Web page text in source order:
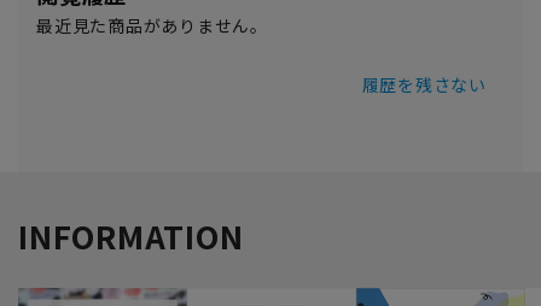
最近見た商品がありません。
履歴を残さない
INFORMATION